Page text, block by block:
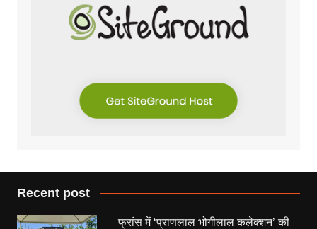
Recent post
फ्रांस में ‘प्राणलाल भोगीलाल कलेक्शन’ की